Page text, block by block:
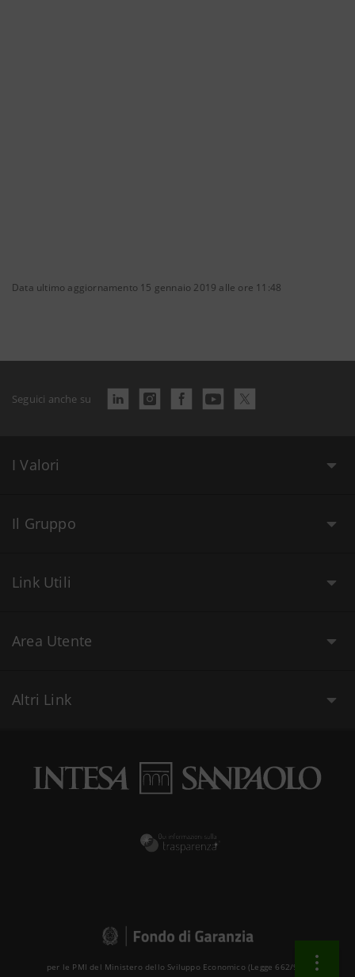
Data ultimo aggiornamento 15 gennaio 2019 alle ore 11:48
Seguici anche su
I Valori
Il Gruppo
Link Utili
Area Utente
Altri Link
per le PMI del Ministero dello Sviluppo Economico (Legge 662/96 )